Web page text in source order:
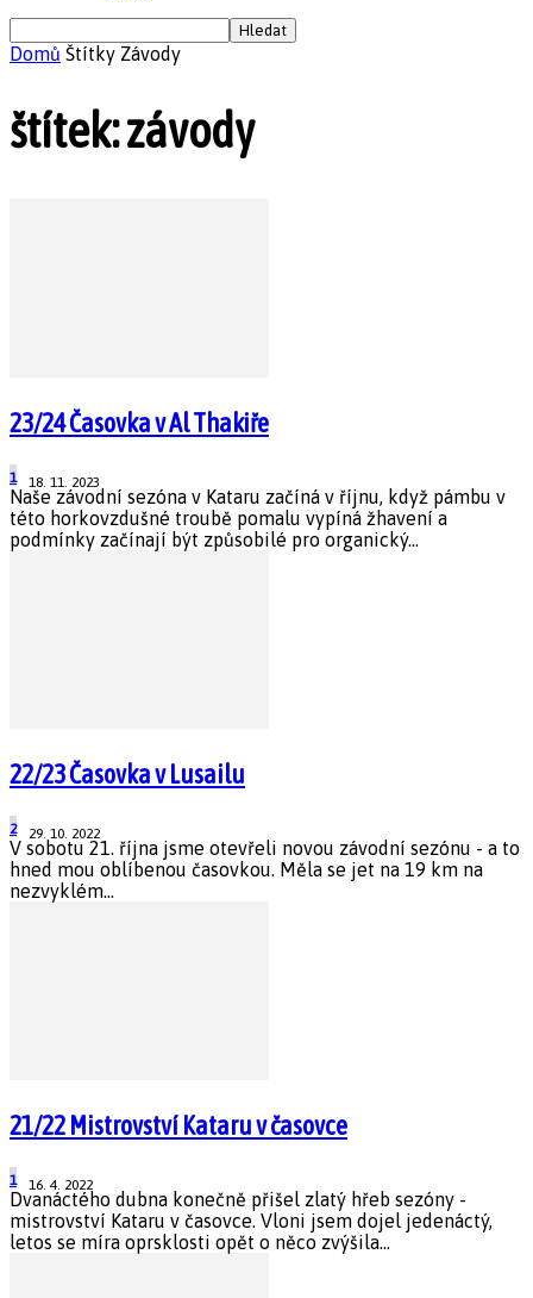
Domů Štítky Závody
štítek: závody
23/24 Časovka v Al Thakiře
18. 11. 2023
1
Naše závodní sezóna v Kataru začíná v říjnu, když pámbu v
této horkovzdušné troubě pomalu vypíná žhavení a
podmínky začínají být způsobilé pro organický...
22/23 Časovka v Lusailu
29. 10. 2022
2
V sobotu 21. října jsme otevřeli novou závodní sezónu - a to
hned mou oblíbenou časovkou. Měla se jet na 19 km na
nezvyklém...
21/22 Mistrovství Kataru v časovce
16. 4. 2022
1
Dvanáctého dubna konečně přišel zlatý hřeb sezóny -
mistrovství Kataru v časovce. Vloni jsem dojel jedenáctý,
letos se míra oprsklosti opět o něco zvýšila...